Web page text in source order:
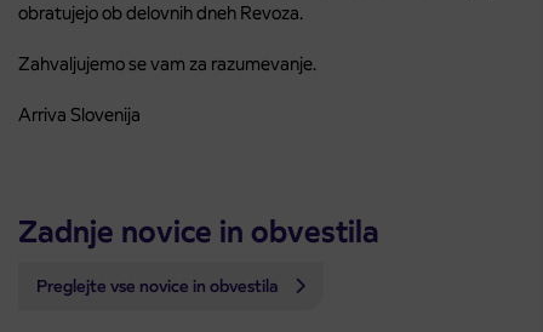
obratujejo ob delovnih dneh Revoza.
Zahvaljujemo se vam za razumevanje.
Arriva Slovenija
Zadnje novice in obvestila
Preglejte vse novice in obvestila